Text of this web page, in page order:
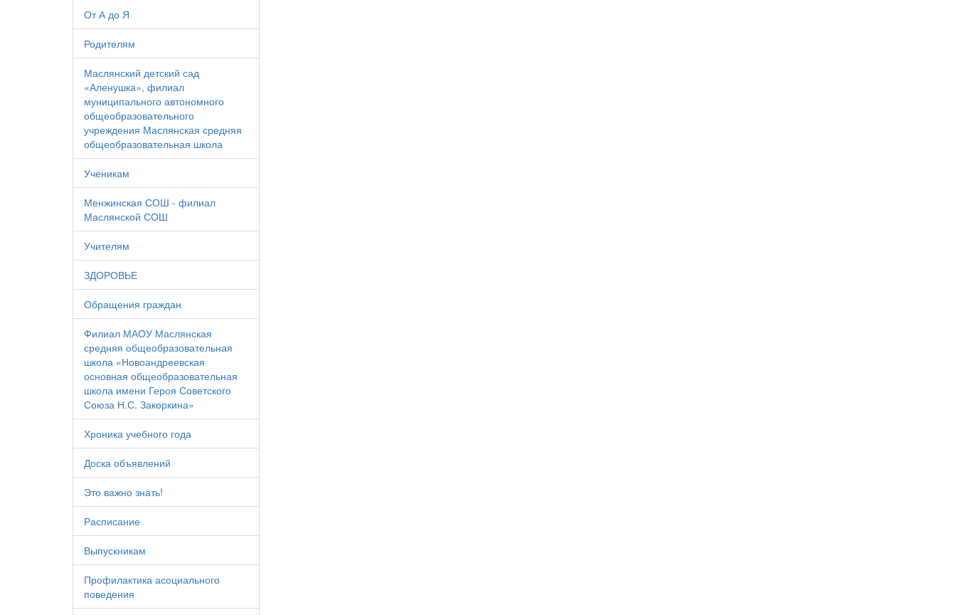
От А до Я
Родителям
Маслянский детский сад
«Аленушка», филиал
муниципального автономного
общеобразовательного
учреждения Маслянская средняя
общеобразовательная школа
Ученикам
Менжинская СОШ - филиал
Маслянской СОШ
Учителям
ЗДОРОВЬЕ
Обращения граждан
Филиал МАОУ Маслянская
средняя общеобразовательная
школа «Новоандреевская
основная общеобразовательная
школа имени Героя Советского
Союза Н.С. Закоркина»
Хроника учебного года
Доска объявлений
Это важно знать!
Расписание
Выпускникам
Профилактика асоциального
поведения